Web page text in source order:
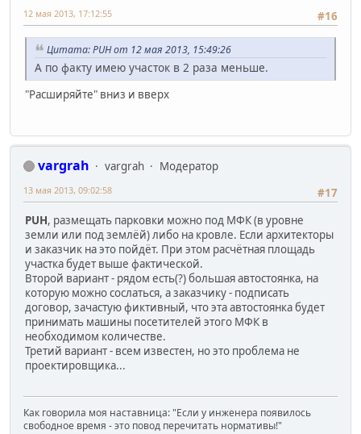
#16
12 мая 2013, 17:12:55
Цитата: PUH от 12 мая 2013, 15:49:26
А по факту имею участок в 2 раза меньше.
"Расширяйте" вниз и вверх
vargrah vargrah
Модератор
#17
13 мая 2013, 09:02:58
PUH, размещать парковки можно под МФК (в уровне
земли или под землёй) либо на кровле. Если архитекторы
и заказчик на это пойдёт. При этом расчётная площадь
участка будет выше фактической.
Второй вариант - рядом есть(?) большая автостоянка, на
которую можно сослаться, а заказчику - подписать
договор, зачастую фиктивный, что эта автостоянка будет
принимать машины посетителей этого МФК в
необходимом количестве.
Третий вариант - всем известен, но это проблема не
проектировщика...
Как говорила моя наставница: "Если у инженера появилось
свободное время - это повод перечитать нормативы!"